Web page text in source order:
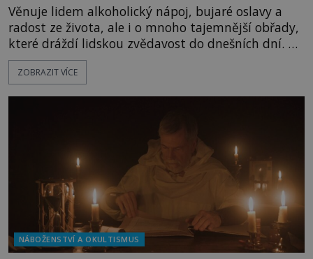
Věnuje lidem alkoholický nápoj, bujaré oslavy a
radost ze života, ale i o mnoho tajemnější obřady,
které dráždí lidskou zvědavost do dnešních dní. Co
doopravdy představuje bůh, jemuž Římané říkají
Bakchus? Mytologický příběh řeckého boha
ZOBRAZIT VÍCE
NÁBOŽENSTVÍ A OKULTISMUS